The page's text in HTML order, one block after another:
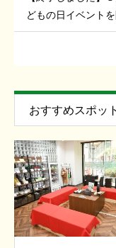
どもの日イベントを
おすすめスポット